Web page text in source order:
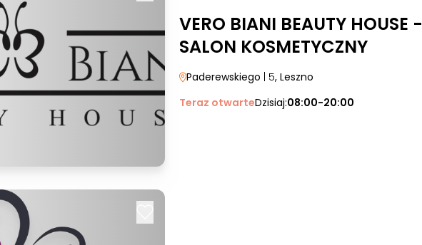
VERO BIANI BEAUTY HOUSE -
SALON KOSMETYCZNY
Paderewskiego | 5, Leszno
Teraz otwarteDzisiaj:08:00-20:00